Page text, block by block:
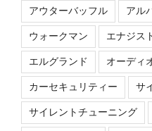
アウターバッフル アル
ウォークマン エナジス
エルグランド オーディ
カーセキュリティー サ
サイレントチューニング